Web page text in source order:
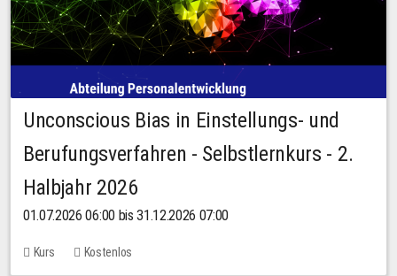
Unconscious Bias in Einstellungs- und
Berufungsverfahren - Selbstlernkurs - 2.
Halbjahr 2026
01.07.2026 06:00 bis 31.12.2026 07:00
Kurs Kostenlos